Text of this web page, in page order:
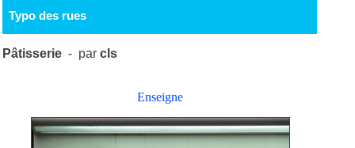
Typo des rues
Pâtisserie - parcls
Enseigne